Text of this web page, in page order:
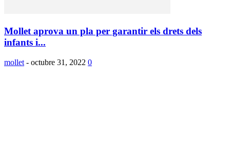
Mollet aprova un pla per garantir els drets dels
infants i...
mollet - octubre 31, 2022 0